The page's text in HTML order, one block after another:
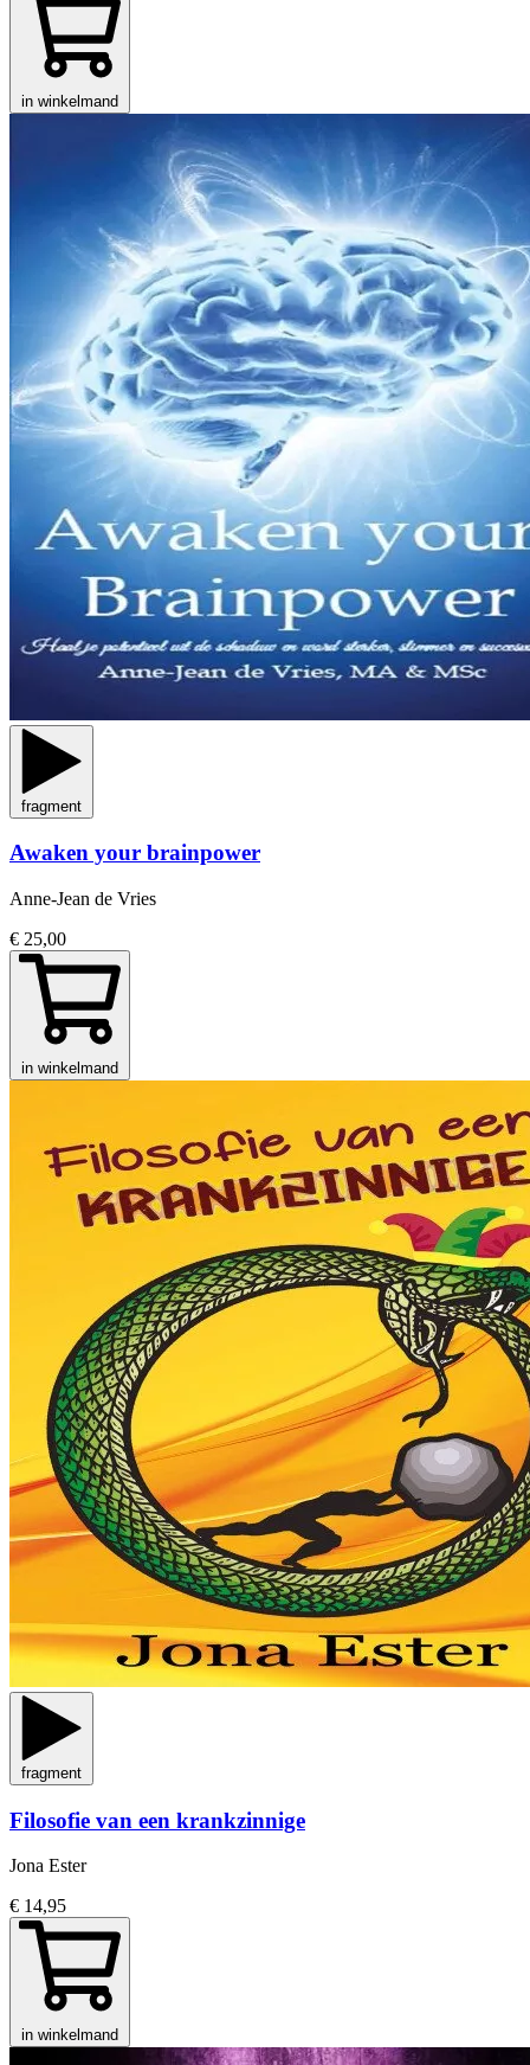
in winkelmand
fragment
Awaken your brainpower
Anne-Jean de Vries
€ 25,00
in winkelmand
fragment
Filosofie van een krankzinnige
Jona Ester
€ 14,95
in winkelmand